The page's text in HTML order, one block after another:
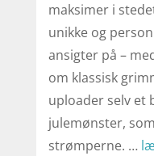
maksimer i
unikke og
ansigter på –
om klassisk
uploader selv et
julemønster,
strømperne. …